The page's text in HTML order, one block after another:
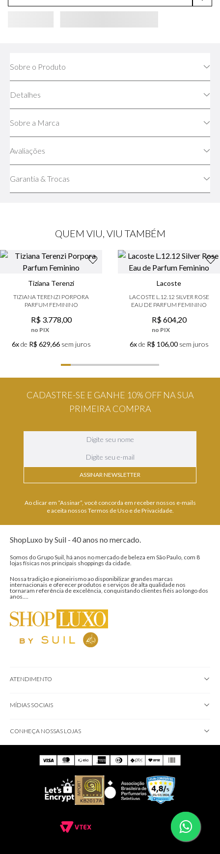
Sobre o Produto
Detalhes
Sobre a Marca
Avaliações
Garantia & Trocas
QUEM VIU, VIU TAMBÉM
Tiziana Terenzi
TIZIANA TERENZI PORPORA
PARFUM FEMININO
R$ 3.778,00
no PIX
6xde R$ 629,66sem juros
Lacoste
LACOSTE L.12.12 SILVER ROSE
EAU DE PARFUM FEMININO
R$604,20
no PIX
6xde R$ 106,00sem juros
CADASTRE-SE E GANHE 10% OFF NA SUA
PRIMEIRA COMPRA
ASSINAR NEWSLETTER
Ao clicar em “Assinar”, você concorda em receber nossos e-mails
e aceita nossos Termos de Uso e de Privacidade.
ShopLuxo by Suil - 40 anos no mercado.
Somos do Grupo Suil, há anos no mercado de beleza em São Paulo, com 8
lojas físicas nos principais shoppings da cidade.
Nossa tradição e pioneirismo ao disponibilizar grandes marcas
internacionais e oferecer produtos e serviços de alta qualidade nos
tornaram referência de excelência, conquistando clientes fiéis ao longo dos
anos....
ATENDIMENTO
MÍDIAS SOCIAIS
CONHEÇA NOSSAS LOJAS